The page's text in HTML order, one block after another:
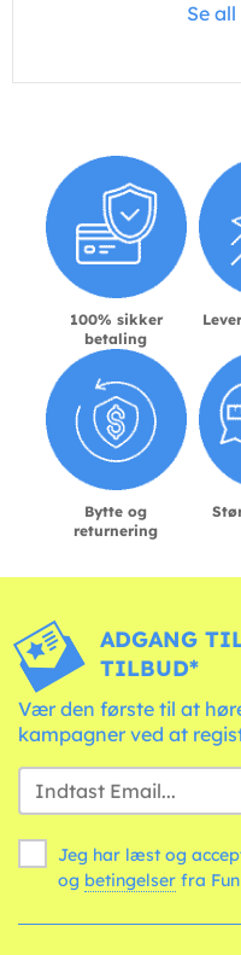
Se
100% sikker
betaling
Bytte og
returnering
ADGANG
TILBUD*
Vær den første til at
kampagner ved at
Jeg har læst og
og betingelser fra